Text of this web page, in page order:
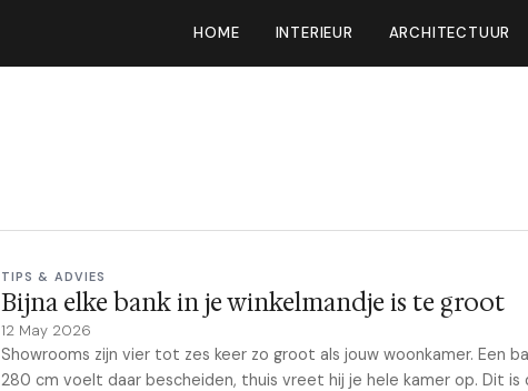
HOME INTERIEUR ARCHITECTUUR
TIPS & ADVIES
Bijna elke bank in je winkelmandje is te groot
12 May 2026
Showrooms zijn vier tot zes keer zo groot als jouw woonkamer. Een
280 cm voelt daar bescheiden, thuis vreet hij je hele kamer op. Dit